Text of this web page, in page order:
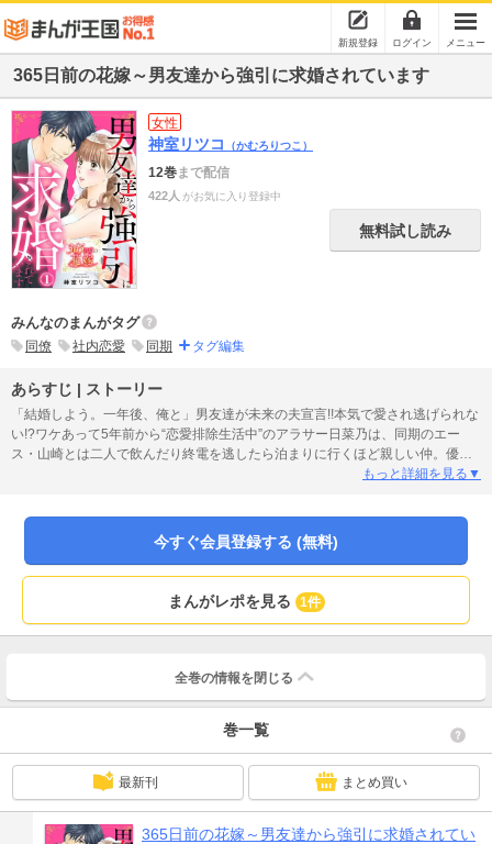
新規登録 ログイン メニュー
365日前の花嫁～男友達から強引に求婚されています
女性
神室リツコ （かむろりつこ）
12巻まで配信
422人 がお気に入り登録中
無料試し読み
みんなのまんがタグ
同僚 社内恋愛 同期 タグ編集
あらすじ | ストーリー
「結婚しよう。一年後、俺と」男友達が未来の夫宣言!!本気で愛され逃げられな
い!?ワケあって5年前から“恋愛排除生活中”のアラサー日菜乃は、同期のエー
ス・山崎とは二人で飲んだり終電を逃したら泊まりに行くほど親しい仲。優秀
で人望が厚く、陸上の記録保持者の彼を学生時代から尊敬しているけど、ある
迫られたらもう、恋に落ちずにはいられない!!
もっと詳細を見る▼
今すぐ会員登録する (無料)
まんがレポを見る 1件
全巻の情報を 閉じる
巻一覧
最新刊 まとめ買い
365日前の花嫁～男友達から強引に求婚されてい